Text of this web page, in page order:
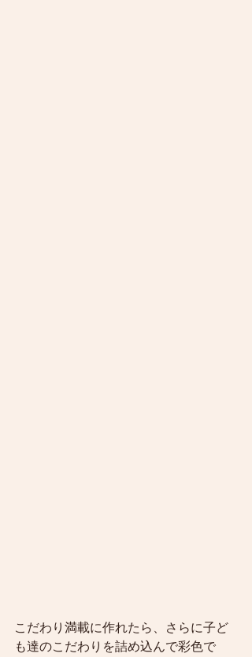
こだわり満載に作れたら、さらに子ど
も達のこだわりを詰め込んで彩色で